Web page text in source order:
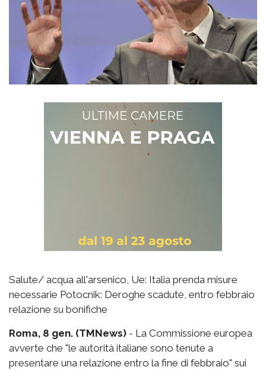
Salute/ acqua all'arsenico, Ue: Italia prenda misure
necessarie Potocnik: Deroghe scadute, entro febbraio
relazione su bonifiche
Roma, 8 gen. (TMNews) - La Commissione europea
avverte che "le autorità italiane sono tenute a
presentare una relazione entro la fine di febbraio" sui